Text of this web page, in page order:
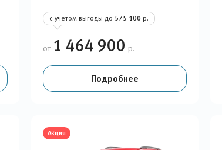
с учетом выгоды до 575 100 р.
от 1 464 900 р.
Подробнее
Акция